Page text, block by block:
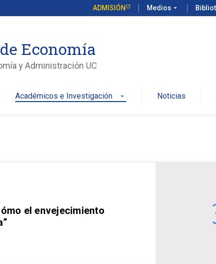
ADMISIÓN Medios arrow_drop_down
Economía
y Administración UC
Académicos e Investigación arrow_drop_down Noticias
el envejecimiento